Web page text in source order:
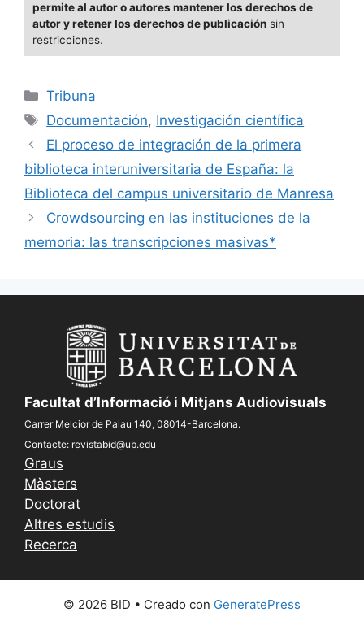
permite al autor o autores mantener los derechos de
autor y retener los derechos de publicación sin
restricciones.
Categorías
Tribuna
Etiquetas
Documentación, Investigación científica
El proceso de integración de la primera
biblioteca interuniversitaria de España: la
Biblioteca del campus universitario de Manresa
Crowdsourcing en las instituciones de la
memoria: las transcripciones masivas*
Facultat d’Informació i Mitjans Audiovisuals
Carrer Melcior de Palau 140, 08014-Barcelona.
Contacte: revistabid@ub.edu
Graus
Màsters
Doctorat
Altres estudis
Recerca
© 2026 BID • Creado con GeneratePress